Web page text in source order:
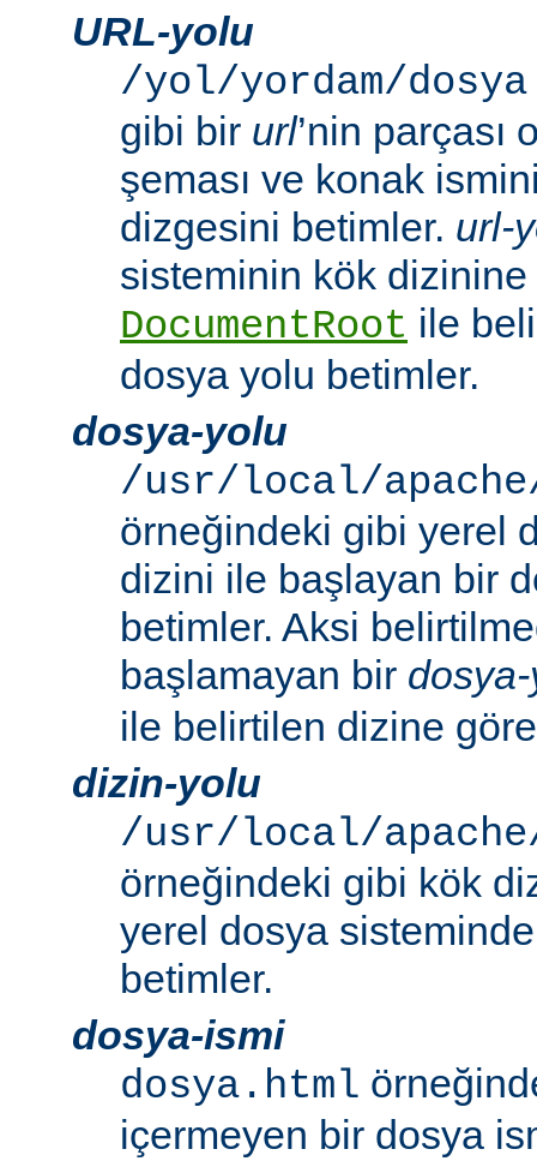
URL-yolu
/yol/yordam/
gibi bir url’nin parçası
şeması ve konak
dizgesini betimler. url-
sisteminin kök
DocumentRoot ile
dosya yolu betimler.
dosya-yolu
/usr/local/
örneğindeki gibi yerel
dizini ile başlayan bir
betimler. Aksi
başlamayan bir
ile belirtilen dizine göre
dizin-yolu
/usr/local/
örneğindeki gibi kök
yerel dosya
betimler.
dosya-ismi
dosya.html
içermeyen bir dosya